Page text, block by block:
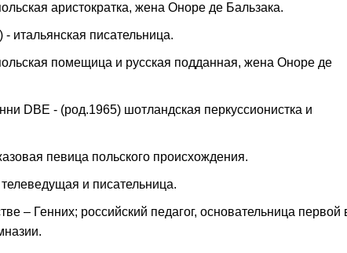
аристократка, жена Оноре де Бальзака.
итальянская писательница.
помещица и русская подданная, жена Оноре де
DBE - (род.1965) шотландская перкуссионистка и
певица польского происхождения.
и писательница.
– Генних; российский педагог, основательница первой